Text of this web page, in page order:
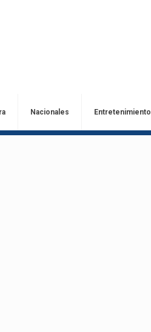
Nacionales Entretenimiento